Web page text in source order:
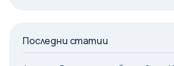
Последни статии